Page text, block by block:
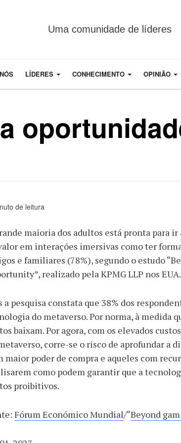
Uma comunidade de líderes
LÍDERES CONHECIMENTO OPINIÃO
de leitura
maioria dos adultos está pronta para
em interações imersivas como ter
e familiares (78%), segundo o estudo
realizado pela KPMG LLP nos EUA.
a pesquisa constata que 38% dos
do metaverso. Por norma, à medida
baixam. Por agora, com os elevados
corre-se o risco de aprofundar
maior poder de compra e aqueles com
como podem garantir que a
proibitivos.
Fórum Económico Mundial/“Beyond